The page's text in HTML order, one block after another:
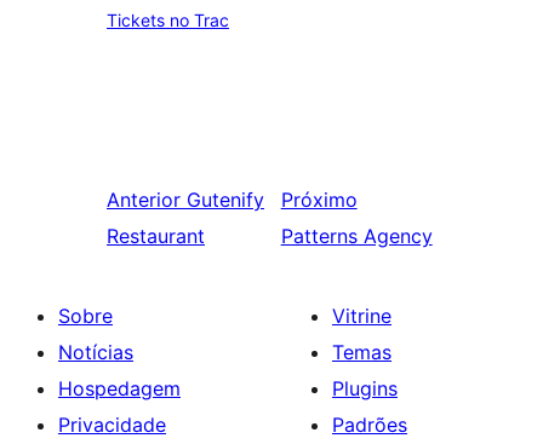
Tickets no Trac
Anterior Gutenify
Restaurant
Próximo
Patterns Agency
Sobre
Notícias
Hospedagem
Privacidade
Vitrine
Temas
Plugins
Padrões